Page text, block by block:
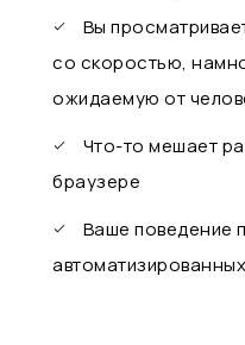
Вы
со скоростью,
ожидаемую от
Что-то мешает
браузере
Ваше поведение